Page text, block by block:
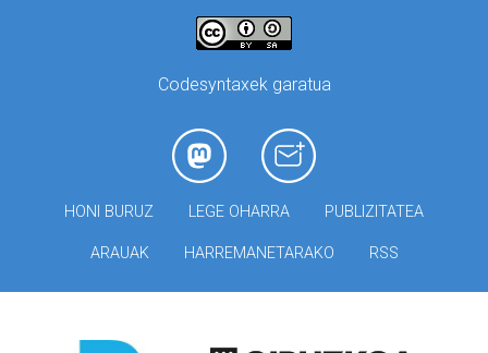
Codesyntaxek garatua
HONI BURUZ LEGE OHARRA PUBLIZITATEA
ARAUAK HARREMANETARAKO RSS